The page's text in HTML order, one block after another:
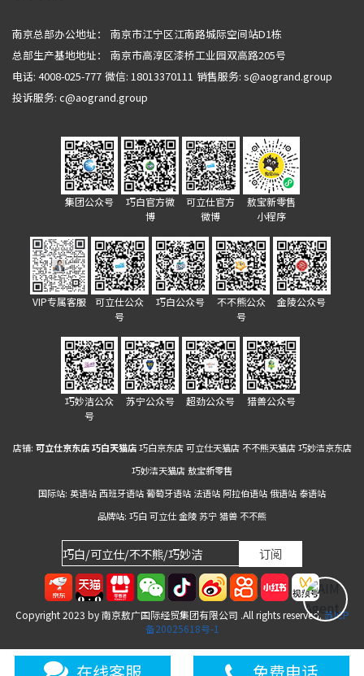
南京总部办公地址：
南京市江宁区江南路城际空间站D1栋
总部生产基地地址：
南京市高淳区漆桥工业园双高路205号
电话: 4008-025-777 微信: 18013370111 销售服务: s@aogrand.group
投诉服务: c@aogrand.group
集团公众号
巧白官方微
博
可立仕官方
微博
敖宝新零售
小程序
VIP专属客服
可立仕公众
号
巧白公众号
不不熊公众
号
金陵公众号
巧妙洁公众
号
苏宁公众号 超劲公众号 猎兽公众号
店铺: 可立仕京东店 巧白天猫店 巧白京东店 可立仕天猫店 不不熊天猫店 巧妙洁京东店
巧妙洁天猫店敖宝新零售
国际站: 英语站西班牙语站葡萄牙语站 法语站 阿拉伯语站俄语站 泰语站
品牌站: 巧白 可立仕金陵苏宁猎兽 不不熊
Copyright 2023 by 南京敖广国际经贸集团有限公司 .All rights reserved. 苏ICP
备20025618号-1